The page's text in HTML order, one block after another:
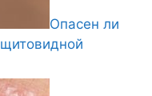
Опасен ли